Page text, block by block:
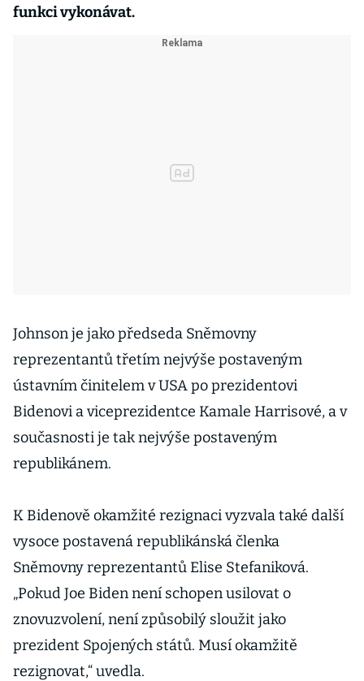
funkci vykonávat.
Johnson je jako předseda Sněmovny
reprezentantů třetím nejvýše postaveným
ústavním činitelem v USA po prezidentovi
Bidenovi a viceprezidentce Kamale Harrisové, a v
současnosti je tak nejvýše postaveným
republikánem.
K Bidenově okamžité rezignaci vyzvala také další
vysoce postavená republikánská členka
Sněmovny reprezentantů Elise Stefaniková.
„Pokud Joe Biden není schopen usilovat o
znovuzvolení, není způsobilý sloužit jako
prezident Spojených států. Musí okamžitě
rezignovat,“ uvedla.